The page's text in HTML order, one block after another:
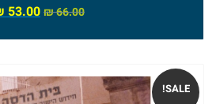
מאיר
66.00
₪
53.00
SALE!